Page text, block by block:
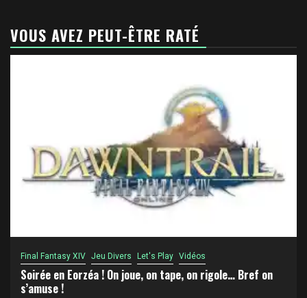
VOUS AVEZ PEUT-ÊTRE RATÉ
Final Fantasy XIV Jeu Divers Let's Play Vidéos
Soirée en Eorzéa ! On joue, on tape, on rigole… Bref on
s’amuse !